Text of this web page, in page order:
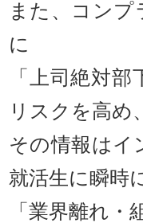
また、コン
に
「上司絶対
リスクを高め
その情報はイ
就活生に瞬時
「業界離れ